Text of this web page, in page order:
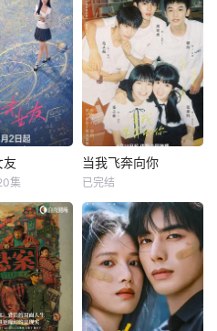
友
集
当我飞奔向你
已完结